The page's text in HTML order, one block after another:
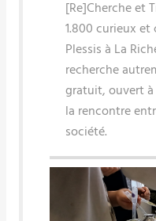
[Re]Cherche et
1.800 curieux et
Plessis à La
recherche
gratuit, ouvert
la rencontre
société.